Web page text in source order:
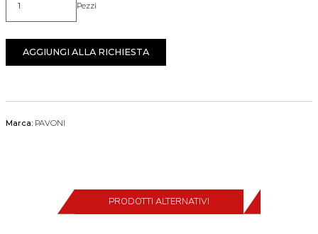
Quantità Pezzi
AGGIUNGI ALLA RICHIESTA
Marca: PAVONI
PRODOTTI ALTERNATIVI